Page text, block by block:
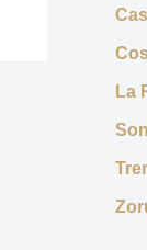
La